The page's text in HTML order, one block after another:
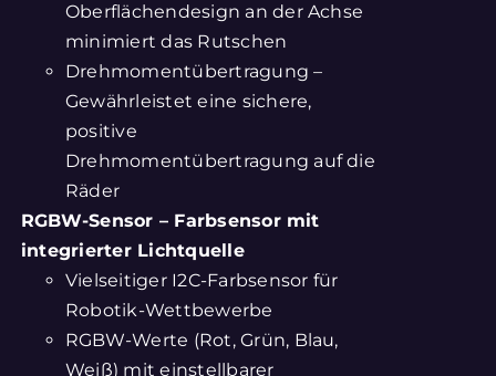
Oberflächendesign an der Achse
minimiert das Rutschen
Drehmomentübertragung –
Gewährleistet eine sichere,
positive
Drehmomentübertragung auf die
Räder
RGBW-Sensor – Farbsensor mit
integrierter Lichtquelle
Vielseitiger I2C-Farbsensor für
Robotik-Wettbewerbe
RGBW-Werte (Rot, Grün, Blau,
Weiß) mit einstellbarer